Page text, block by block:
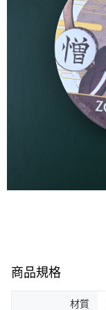
商品規格
材質